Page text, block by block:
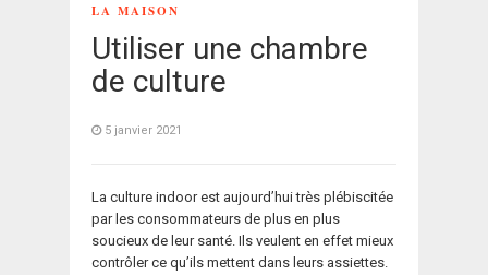
LA MAISON
Utiliser une chambre
de culture
5 janvier 2021
La culture indoor est aujourd’hui très plébiscitée
par les consommateurs de plus en plus
soucieux de leur santé. Ils veulent en effet mieux
contrôler ce qu’ils mettent dans leurs assiettes.